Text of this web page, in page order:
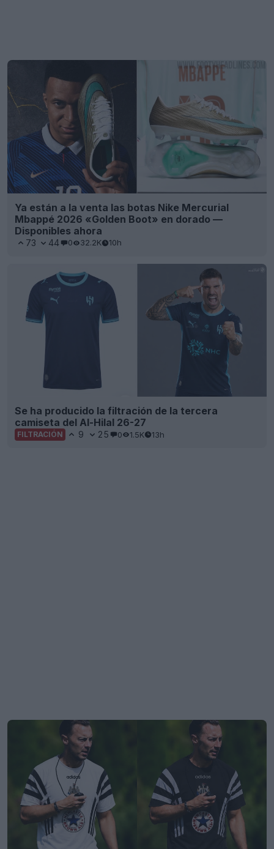
Ya están a la venta las botas Nike Mercurial
Mbappé 2026 «Golden Boot» en dorado —
Disponibles ahora
73 44 0 32.2K 10h
Se ha producido la filtración de la tercera
camiseta del Al-Hilal 26-27
FILTRACIÓN 9 25 0 1.5K 13h